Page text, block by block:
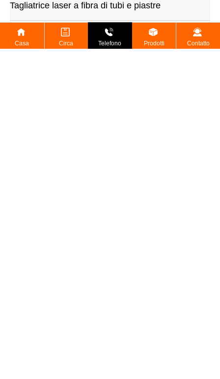
Tagliatrice laser a fibra di tubi e piastre
Tagliatrice laser a fibra di tubi e piastre
Visualizza altro>
Casa Circa Telefono Prodotti Contatto